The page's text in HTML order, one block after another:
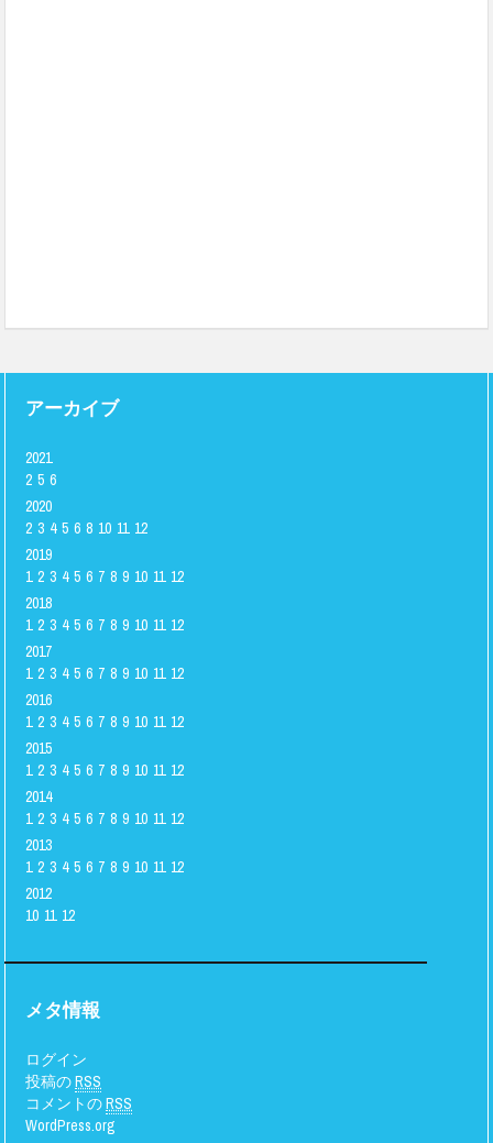
アーカイブ
2021
2 5 6
2020
2 3 4 5 6 8 10 11 12
2019
1 2 3 4 5 6 7 8 9 10 11 12
2018
1 2 3 4 5 6 7 8 9 10 11 12
2017
1 2 3 4 5 6 7 8 9 10 11 12
2016
1 2 3 4 5 6 7 8 9 10 11 12
2015
1 2 3 4 5 6 7 8 9 10 11 12
2014
1 2 3 4 5 6 7 8 9 10 11 12
2013
1 2 3 4 5 6 7 8 9 10 11 12
2012
10 11 12
メタ情報
ログイン
投稿のRSS
コメントのRSS
WordPress.org